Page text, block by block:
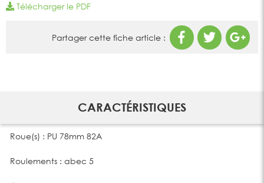
Télécharger le PDF
Partager cette fiche article :
CARACTÉRISTIQUES
Roue(s) : PU 78mm 82A
Roulements : abec 5